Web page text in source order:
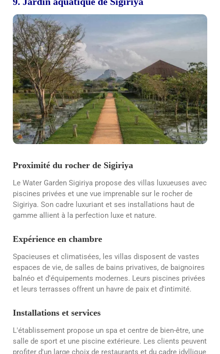
Proximité du rocher de Sigiriya
Le Water Garden Sigiriya propose des villas luxueuses avec
piscines privées et une vue imprenable sur le rocher de
Sigiriya. Son cadre luxuriant et ses installations haut de
gamme allient à la perfection luxe et nature.
Expérience en chambre
Spacieuses et climatisées, les villas disposent de vastes
espaces de vie, de salles de bains privatives, de baignoires
balnéo et d'équipements modernes. Leurs piscines privées
et leurs terrasses offrent un havre de paix et d'intimité.
Installations et services
L'établissement propose un spa et centre de bien-être, une
salle de sport et une piscine extérieure. Les clients peuvent